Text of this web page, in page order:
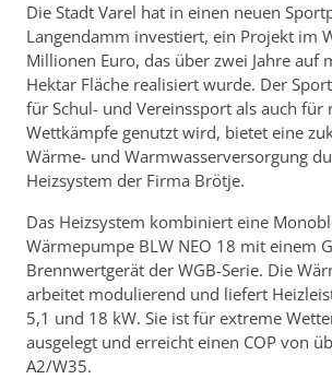
Die Stadt Varel hat in einen neuen
Langendamm investiert, ein Projekt im
Millionen Euro, das über zwei Jahre auf
Hektar Fläche realisiert wurde. Der
für Schul- und Vereinssport als auch für
Wettkämpfe genutzt wird, bietet eine
Wärme- und Warmwasserversorgung
Heizsystem der Firma Brötje.
Das Heizsystem kombiniert eine
Wärmepumpe BLW NEO 18 mit einem
Brennwertgerät der WGB-Serie. Die
arbeitet modulierend und liefert
5,1 und 18 kW. Sie ist für extreme
ausgelegt und erreicht einen COP von
A2/W35.